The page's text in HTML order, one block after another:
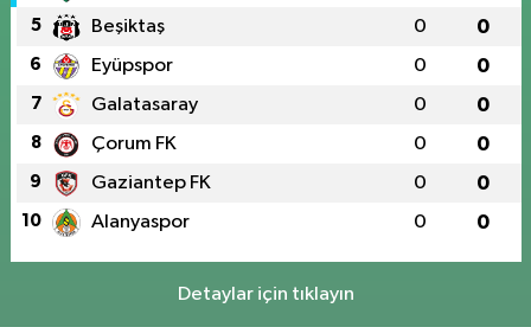
5 Beşiktaş 0 0
6 Eyüpspor 0 0
7 Galatasaray 0 0
8 Çorum FK 0 0
9 Gaziantep FK 0 0
10 Alanyaspor 0 0
Detaylar için tıklayın